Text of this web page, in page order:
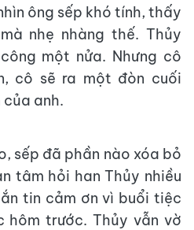
ông sếp khó tính, thấy
nhẹ nhàng thế. Thủy
một nửa. Nhưng cô
cô sẽ ra một đòn cuối
anh.
sếp đã phần nào xóa bỏ
tâm hỏi han Thủy nhiều
tin cảm ơn vì buổi tiệc
hôm trước. Thủy vẫn vờ